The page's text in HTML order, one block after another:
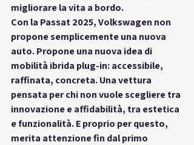
migliorare la vita a bordo.
Con la Passat 2025, Volkswagen non
propone semplicemente una nuova
auto. Propone una nuova idea di
mobilità ibrida plug-in: accessibile,
raffinata, concreta. Una vettura
pensata per chi non vuole scegliere tra
innovazione e affidabilità, tra estetica
e funzionalità. E proprio per questo,
merita attenzione fin dal primo